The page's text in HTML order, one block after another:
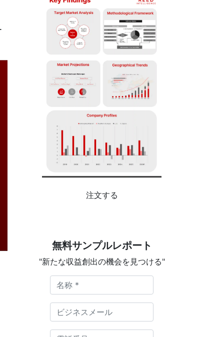
注文する
無料サンプルレポート
"新たな収益創出の機会を見つける"